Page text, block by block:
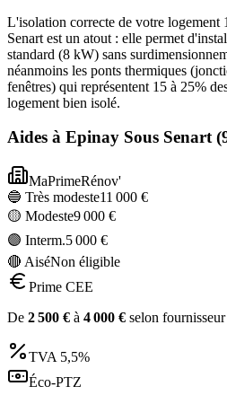
L'isolation correcte de votre logement
Senart est un atout : elle permet
standard (8 kW) sans
néanmoins les ponts thermiques
fenêtres) qui représentent 15 à 25%
logement bien isolé.
Aides à Epinay Sous Senart(
MaPrimeRénov'
🔵 Très modeste11 000 €
🟡 Modeste9 000 €
🟣 Interm.5 000 €
🔴 AiséNon éligible
Prime CEE
De 2 500 € à 4 000 € selon
TVA 5,5%
Éco-PTZ